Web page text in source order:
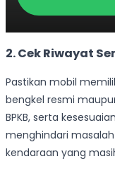
2. Cek Riwayat
Pastikan mobil
bengkel resmi
BPKB, serta
menghindari
kendaraan yang